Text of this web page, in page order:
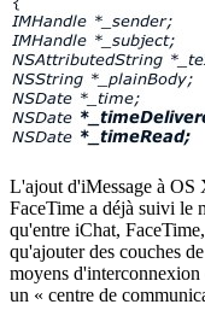
L'ajout d'iMessage à OS
FaceTime a déjà suivi le
qu'entre iChat,
qu'ajouter des couches
moyens d'interconnexion
un « centre de